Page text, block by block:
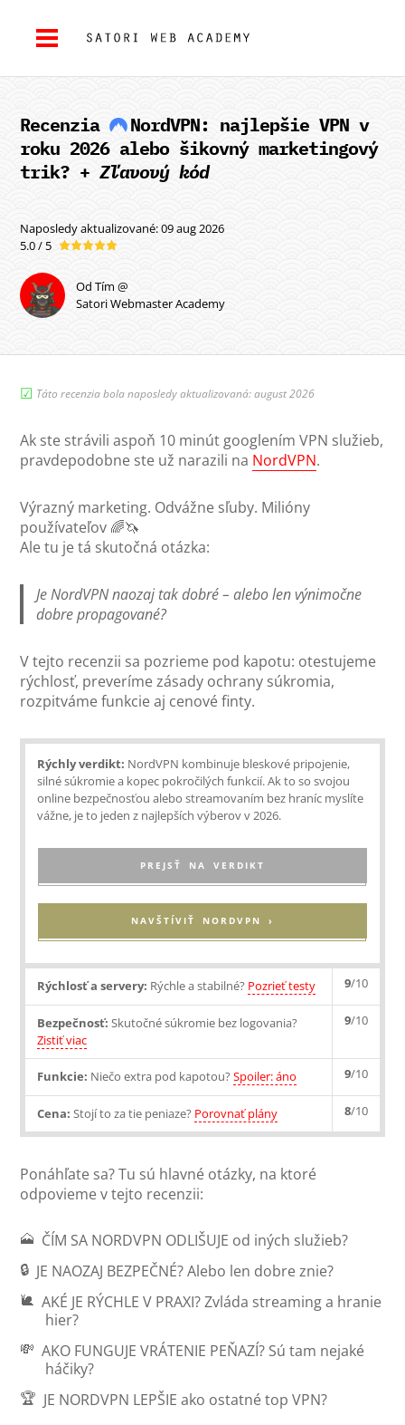
Recenzia NordVPN: najlepšie VPN v
roku 2026 alebo šikovný marketingový
trik? +Zľavový kód
Naposledy aktualizované: 09 aug 2026
5.0 / 5
Od Tím @
Satori Webmaster Academy
☑︎ Táto recenzia bola naposledy aktualizovaná: august 2026
Ak ste strávili aspoň 10 minút googlením VPN služieb,
pravdepodobne ste už narazili na NordVPN.
Výrazný marketing. Odvážne sľuby. Milióny
používateľov 🌈🦄
Ale tu je tá skutočná otázka:
Je NordVPN naozaj tak dobré – alebo len výnimočne
dobre propagované?
V tejto recenzii sa pozrieme pod kapotu: otestujeme
rýchlosť, preveríme zásady ochrany súkromia,
rozpitváme funkcie aj cenové finty.
Rýchly verdikt: NordVPN kombinuje bleskové pripojenie,
silné súkromie a kopec pokročilých funkcií. Ak to so svojou
online bezpečnosťou alebo streamovaním bez hraníc myslíte
vážne, je to jeden z najlepších výberov v 2026.
PREJSŤ NA VERDIKT
NAVŠTÍVIŤ NORDVPN ›
Rýchlosť a servery: Rýchle a stabilné? Pozrieť testy 9/10
Bezpečnosť: Skutočné súkromie bez logovania?
Zistiť viac
9/10
Funkcie: Niečo extra pod kapotou?Spoiler: áno 9/10
Cena: Stojí to za tie peniaze? Porovnať plány 8/10
Ponáhľate sa? Tu sú hlavné otázky, na ktoré
odpovieme v tejto recenzii:
🗻 ČÍM SA NORDVPN ODLIŠUJE od iných služieb?
🔒 JE NAOZAJ BEZPEČNÉ?Alebo len dobre znie?
🐌 AKÉ JE RÝCHLE V PRAXI?Zvláda streaming a hranie
hier?
💸 AKO FUNGUJE VRÁTENIE PEŇAZÍ? Sú tam nejaké
háčiky?
🏆 JE NORDVPN LEPŠIE ako ostatné top VPN?